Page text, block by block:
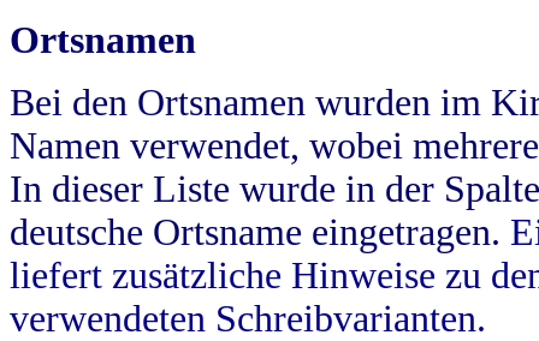
Ortsnamen
Bei den Ortsnamen wurden im
Namen verwendet, wobei
In dieser Liste wurde in der
deutsche Ortsname eingetragen.
liefert zusätzliche Hinweise zu
verwendeten Schreibvarianten.